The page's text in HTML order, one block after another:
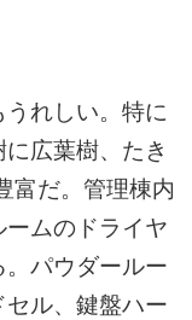
れしい。特に
広葉樹、たき
富だ。管理棟内
ムのドライヤ
パウダールー
ル、鍵盤ハー